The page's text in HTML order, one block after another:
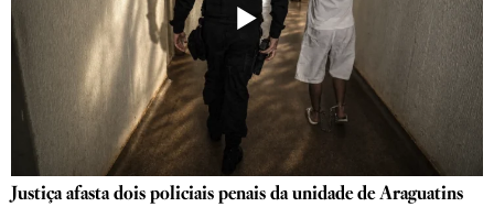
Justiça afasta dois policiais penais da unidade de Araguatins